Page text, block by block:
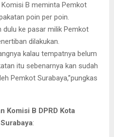
B meminta Pemkot
poin per poin.
dulu ke pasar milik Pemkot
dilakukan.
kalau tempatnya belum
itu sebenarnya kan sudah
Pemkot Surabaya,”pungkas
Komisi B DPRD Kota
: